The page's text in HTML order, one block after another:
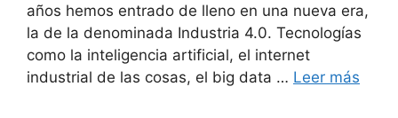
años hemos entrado de lleno en una nueva era,
la de la denominada Industria 4.0. Tecnologías
como la inteligencia artificial, el internet
industrial de las cosas, el big data … Leer más